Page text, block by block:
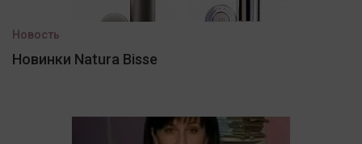
Новость
Новинки Natura Bisse